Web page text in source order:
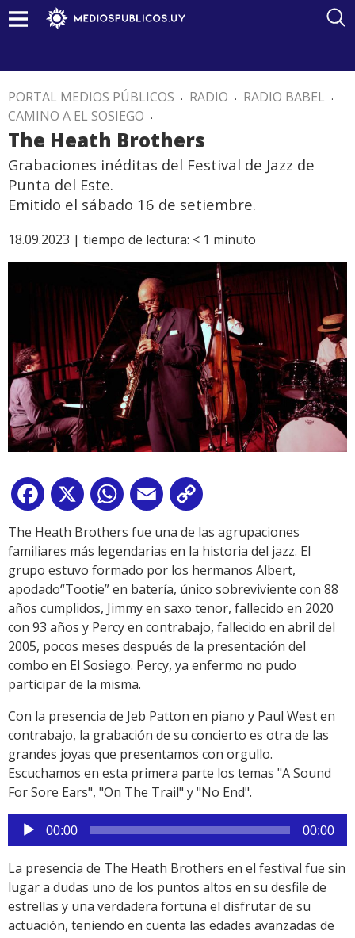
PORTAL MEDIOS PÚBLICOS . RADIO . RADIO BABEL .
CAMINO A EL SOSIEGO .
The Heath Brothers
Grabaciones inéditas del Festival de Jazz de
Punta del Este.
Emitido el sábado 16 de setiembre.
18.09.2023 | tiempo de lectura: < 1 minuto
Facebook
X WhatsApp
Email
Link
The Heath Brothers fue una de las agrupaciones
familiares más legendarias en la historia del jazz. El
grupo estuvo formado por los hermanos Albert,
apodado“Tootie” en batería, único sobreviviente con 88
años cumplidos, Jimmy en saxo tenor, fallecido en 2020
con 93 años y Percy en contrabajo, fallecido en abril del
2005, pocos meses después de la presentación del
combo en El Sosiego. Percy, ya enfermo no pudo
participar de la misma.
Con la presencia de Jeb Patton en piano y Paul West en
contrabajo, la grabación de su concierto es otra de las
grandes joyas que presentamos con orgullo.
Escuchamos en esta primera parte los temas "A Sound
For Sore Ears", "On The Trail" y "No End".
Reproductor
de
audio
00:00 00:00
La presencia de The Heath Brothers en el festival fue sin
lugar a dudas uno de los puntos altos en su desfile de
estrellas y una verdadera fortuna el disfrutar de su
actuación, teniendo en cuenta las edades avanzadas de